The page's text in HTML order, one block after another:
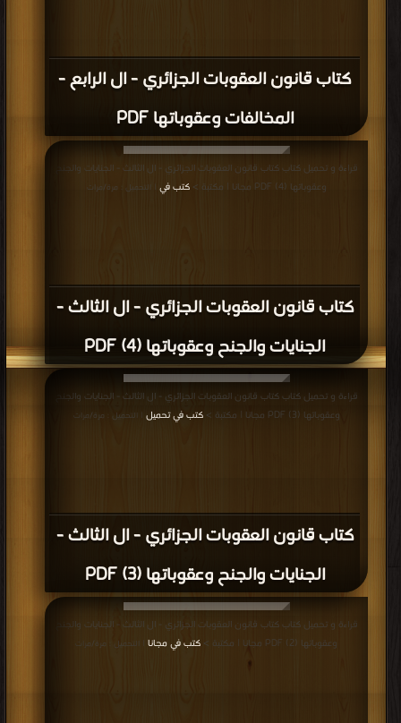
كتاب قانون العقوبات الجزائري - ال الرابع -
المخالفات وعقوباتها PDF
كتاب قانون العقوبات الجزائري - ال الثالث -
الجنايات والجنح وعقوباتها (4) PDF
قراءة و تحميل كتاب كتاب قانون العقوبات الجزائري - ال الثالث - الجنايات والجنح
وعقوباتها (4) PDF مجانا | مكتبة >
كتب في | التحميل : مرة/مرات
كتاب قانون العقوبات الجزائري - ال الثالث -
الجنايات والجنح وعقوباتها (3) PDF
قراءة و تحميل كتاب كتاب قانون العقوبات الجزائري - ال الثالث - الجنايات والجنح
وعقوباتها (3) PDF مجانا | مكتبة >
كتب في تحميل | التحميل : مرة/مرات
قراءة و تحميل كتاب كتاب قانون العقوبات الجزائري - ال الثالث - الجنايات والجنح
وعقوباتها (2) PDF مجانا | مكتبة >
كتب في مجانا | التحميل : مرة/مرات